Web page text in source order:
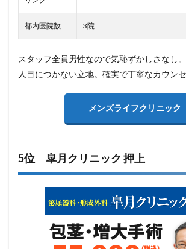
都内医院数 3院
スタッフ全員男性なので気恥ずかしさなし
人目につかない立地。確実で丁寧なカウン
メンズライフクリニック
5位 皐月クリニック 押上